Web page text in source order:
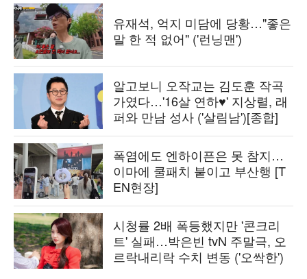
유재석, 억지 미담에 당황…"좋은
말 한 적 없어" ('런닝맨')
알고보니 오작교는 김도훈 작곡
가였다…'16살 연하♥' 지상렬, 래
퍼와 만남 성사 ('살림남')[종합]
폭염에도 엔하이픈은 못 참지…
이마에 쿨패치 붙이고 부산행 [T
EN현장]
시청률 2배 폭등했지만 '콘크리
트' 실패…박은빈 tvN 주말극, 오
르락내리락 수치 변동 ('오싹한')